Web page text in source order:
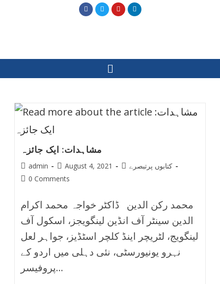
مشاہدات: ایک جائزہ
admin August 4, 2021
کتابوں پرتبصرے
0 Comments
محمد رکن الدین ڈاکٹر خواجہ محمد اکرام
الدین سینٹر آف انڈین لینگویجز، اسکول آف
لینگویج، لٹریچر اینڈ کلچر اسٹڈیز، جواہر لعل
نہرو یونیورسٹی، نئی دہلی میں اردو کے
پروفیسر…